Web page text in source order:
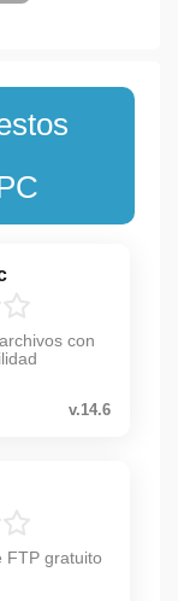
con
v.14.6
FTP gratuito